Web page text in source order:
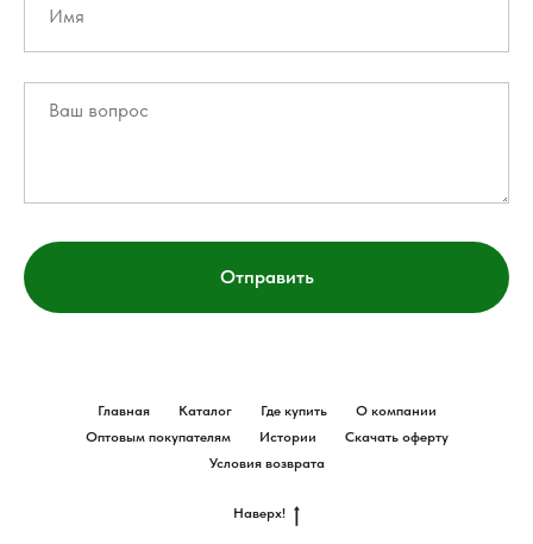
Отправить
Главная Каталог Где купить
О компании
Оптовым покупателям
Истории
Скачать оферту
Условия возврата
Наверх!